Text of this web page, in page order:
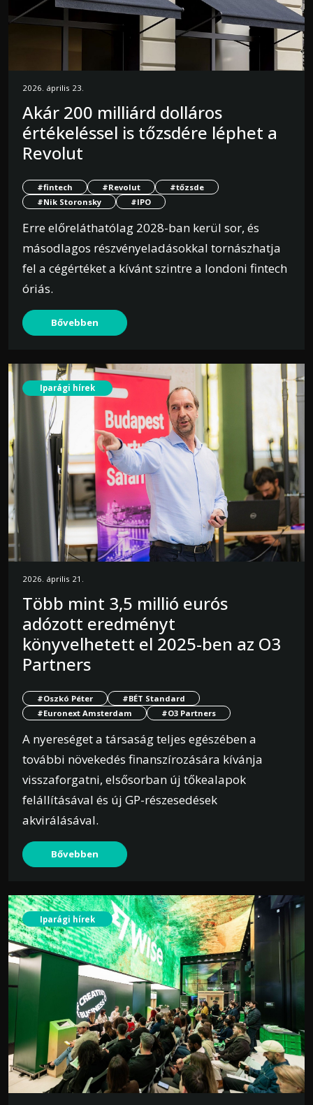
2026. április 23.
Akár 200 milliárd dolláros
értékeléssel is tőzsdére léphet a
Revolut
#fintech #Revolut
#tőzsde
#Nik Storonsky
#IPO
Erre előreláthatólag 2028-ban kerül sor, és
másodlagos részvényeladásokkal tornászhatja
fel a cégértéket a kívánt szintre a londoni fintech
óriás.
Bővebben
Iparági hírek
2026. április 21.
Több mint 3,5 millió eurós
adózott eredményt
könyvelhetett el 2025-ben az O3
Partners
#Oszkó Péter
#BÉT Standard
#Euronext Amsterdam
#O3 Partners
A nyereséget a társaság teljes egészében a
további növekedés finanszírozására kívánja
visszaforgatni, elsősorban új tőkealapok
felállításával és új GP-részesedések
akvirálásával.
Bővebben
Iparági hírek